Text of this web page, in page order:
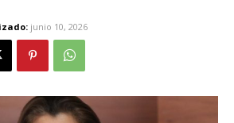
junio 10, 2026